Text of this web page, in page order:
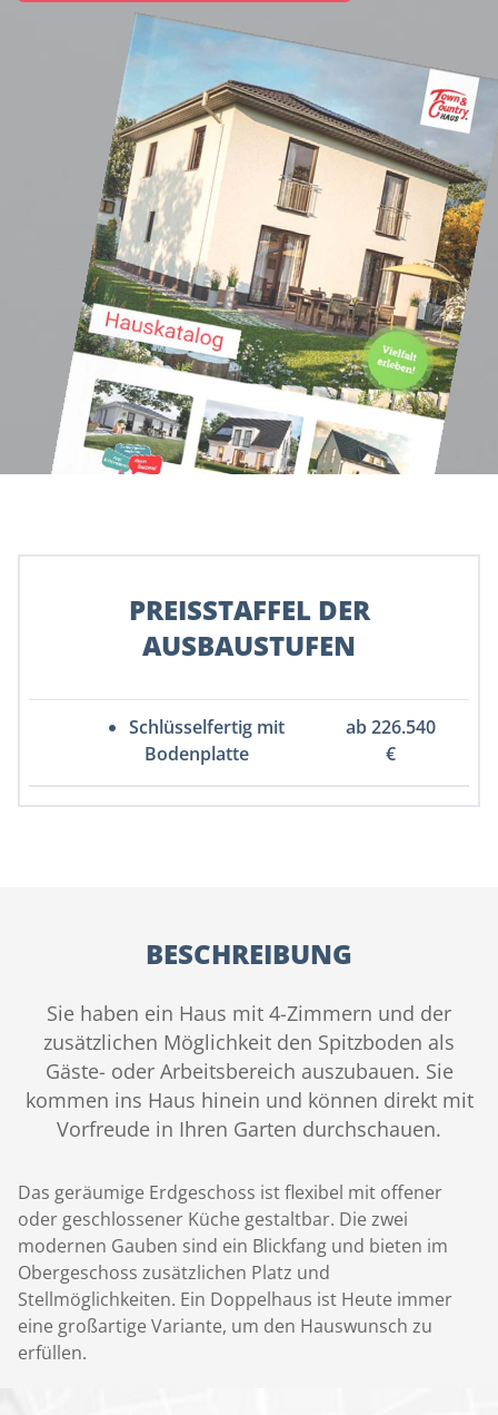
PREISSTAFFEL DER
AUSBAUSTUFEN
Schlüsselfertig mit
Bodenplatte
ab 226.540
€
BESCHREIBUNG
Sie haben ein Haus mit 4-Zimmern und der
zusätzlichen Möglichkeit den Spitzboden als
Gäste- oder Arbeitsbereich auszubauen. Sie
kommen ins Haus hinein und können direkt mit
Vorfreude in Ihren Garten durchschauen.
Das geräumige Erdgeschoss ist flexibel mit offener
oder geschlossener Küche gestaltbar. Die zwei
modernen Gauben sind ein Blickfang und bieten im
Obergeschoss zusätzlichen Platz und
Stellmöglichkeiten. Ein Doppelhaus ist Heute immer
eine großartige Variante, um den Hauswunsch zu
erfüllen.